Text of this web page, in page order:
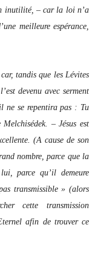
inutilité, – car la loi n’a
meilleure espérance,
tandis que les Lévites
devenu avec serment
se repentira pas : Tu
– Jésus est
(A cause de son
nombre, parce que la
parce qu’il demeure
transmissible » (alors
cette transmission
afin de trouver ce